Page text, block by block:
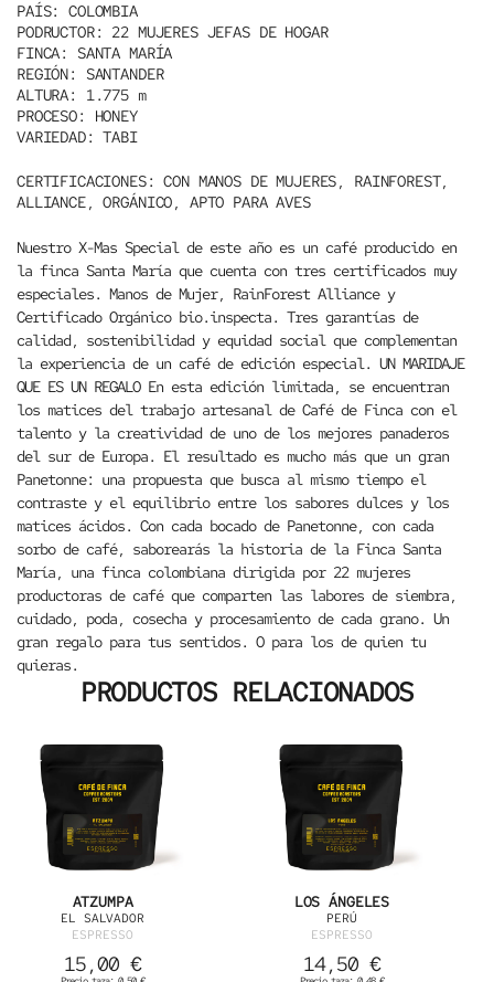
PAÍS:
COLOMBIA
PODRUCTOR:
22 MUJERES JEFAS DE HOGAR
FINCA:
SANTA MARÍA
REGIÓN:
SANTANDER
ALTURA:
1.775 m
PROCESO:
HONEY
VARIEDAD: TABI
CERTIFICACIONES: CON MANOS DE MUJERES, RAINFOREST,
ALLIANCE, ORGÁNICO, APTO PARA AVES
Nuestro X-Mas Special de este año es un café producido en
la finca Santa María que cuenta con tres certificados muy
especiales. Manos de Mujer, RainForest Alliance y
Certificado Orgánico bio.inspecta. Tres garantías de
calidad, sostenibilidad y equidad social que complementan
la experiencia de un café de edición especial. UN MARIDAJE
QUE ES UN REGALOEn esta edición limitada, se encuentran
los matices del trabajo artesanal de Café de Finca con el
talento y la creatividad de uno de los mejores panaderos
del sur de Europa. El resultado es mucho más que un gran
Panetonne: una propuesta que busca al mismo tiempo el
contraste y el equilibrio entre los sabores dulces y los
matices ácidos. Con cada bocado de Panetonne, con cada
sorbo de café, saborearás la historia de la Finca Santa
María, una finca colombiana dirigida por 22 mujeres
productoras de café que comparten las labores de siembra,
cuidado, poda, cosecha y procesamiento de cada grano. Un
gran regalo para tus sentidos. O para los de quien tu
quieras.
PRODUCTOS RELACIONADOS
ATZUMPA
EL SALVADOR
ESPRESSO
15,00 €
LOS ÁNGELES
PERÚ
ESPRESSO
14,50 €